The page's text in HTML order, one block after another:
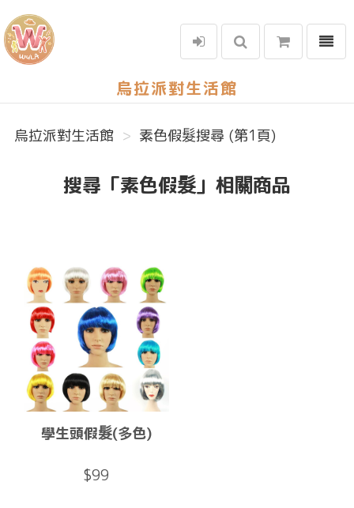
烏拉派對生活館
選單
烏拉派對生活館 素色假髮搜尋 (第1頁)
搜尋「素色假髮」相關商品
學生頭假髮(多色)
$99